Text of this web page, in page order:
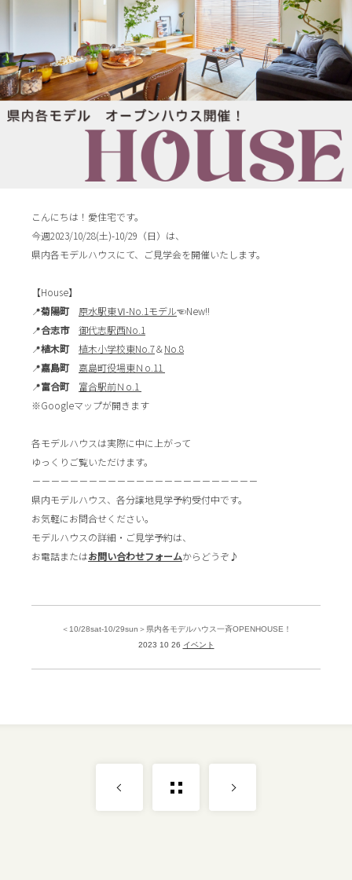
こんにちは！愛住宅です。
今週2023/10/28(土)-10/29（日）は、⁡
⁡県内各モデルハウスにて、⁡ご見学会を開催いたします。⁡⁡
【House】
📍菊陽町 原水駅東Ⅵ-No.1モデル☜New!!
📍合志市
御代志駅西No.1
📍植木町 植木小学校東No.7＆No.8
📍嘉島町
嘉島町役場東Ｎo.11
📍富合町
富合駅前Ｎo.1⁡ ⁡
※Googleマップが開きます
各モデルハウスは実際に中に上がって
ゆっくりご覧いただけます。
－－－－－－－－－－－－－－－－－－－－－－－－
県内モデルハウス、各分譲地見学予約受付中です。
お気軽にお問合せください。
モデルハウスの詳細・ご見学予約は、
お電話またはお問い合わせフォームからどうぞ♪
＜10/28sat-10/29sun＞県内各モデルハウス一斉OPENHOUSE！
2023 10 26 イベント